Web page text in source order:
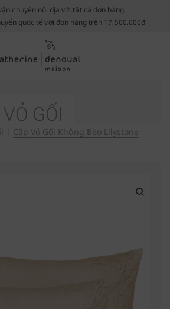
VỎ GỐI
Cặp Vỏ Gối Không Bèo Lilystone
chuyển nội địa với tất cả đơn hàng
quốc tế với đơn hàng trên 17,500,000đ